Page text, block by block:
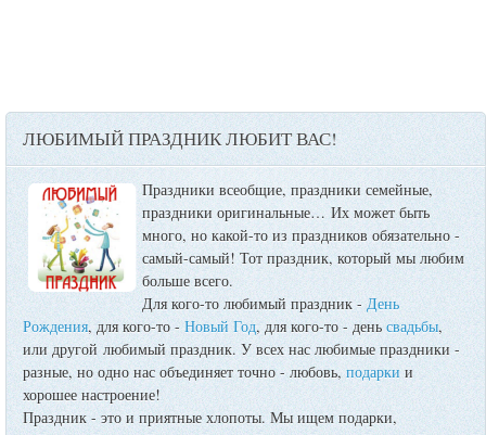
ЛЮБИМЫЙ ПРАЗДНИК ЛЮБИТ ВАС!
Праздники всеобщие, праздники семейные,
праздники оригинальные… Их может быть
много, но какой-то из праздников обязательно -
самый-самый! Тот праздник, который мы любим
больше всего.
Для кого-то любимый праздник - День
Рождения, для кого-то -Новый Год, для кого-то - деньсвадьбы,
или другой любимый праздник. У всех нас любимые праздники -
разные, но одно нас объединяет точно - любовь,подаркии
хорошее настроение!
Праздник - это и приятные хлопоты. Мы ищем подарки,